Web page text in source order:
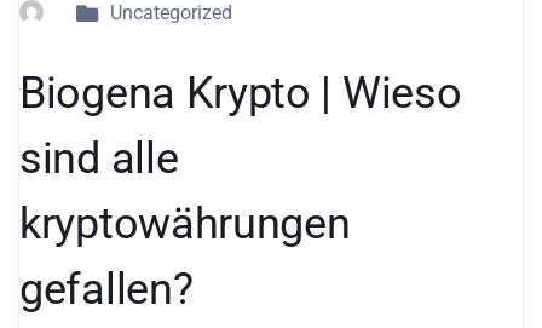
Uncategorized
Biogena Krypto | Wieso
sind alle
kryptowährungen
gefallen?